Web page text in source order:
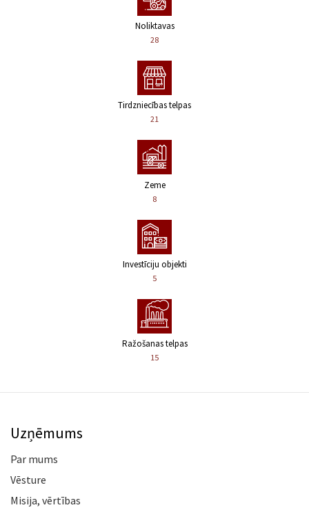
Noliktavas
28
Tirdzniecības telpas
21
Zeme
8
Investīciju objekti
5
Ražošanas telpas
15
Uzņēmums
Par mums
Vēsture
Misija, vērtības